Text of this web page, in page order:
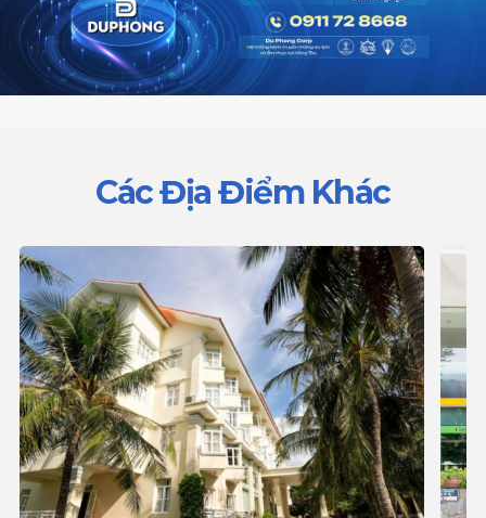
Các Địa Điểm Khác